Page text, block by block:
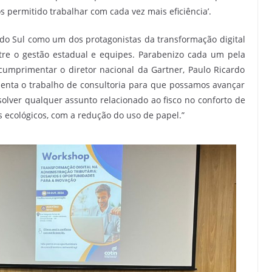
permitido trabalhar com cada vez mais eficiência’.
Sul como um dos protagonistas da transformação digital
o gestão estadual e equipes. Parabenizo cada um pela
o diretor nacional da Gartner, Paulo Ricardo
o trabalho de consultoria para que possamos avançar
qualquer assunto relacionado ao fisco no conforto de
com a redução do uso de papel.”